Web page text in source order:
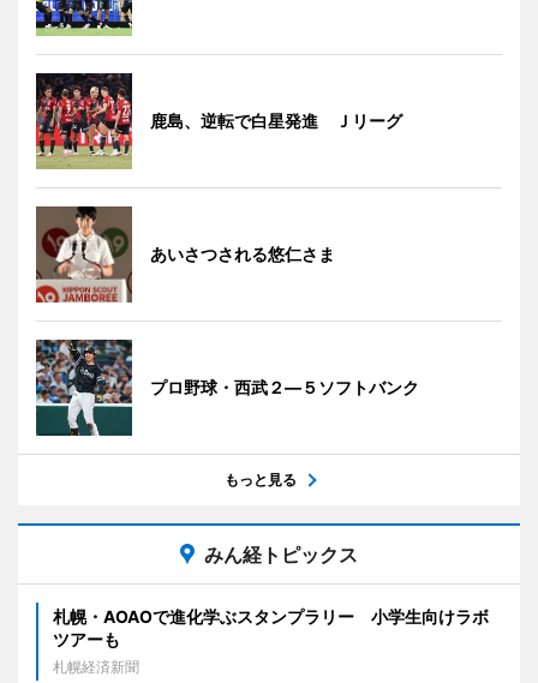
鹿島、逆転で白星発進 Ｊリーグ
あいさつされる悠仁さま
プロ野球・西武２―５ソフトバンク
もっと見る
みん経トピックス
札幌・AOAOで進化学ぶスタンプラリー 小学生向けラボ
ツアーも
札幌経済新聞